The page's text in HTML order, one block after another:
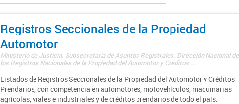
Registros Seccionales de la Propiedad
Automotor
Ministerio de Justicia. Subsecretaría de Asuntos Registrales. Dirección Nacional de
los Registros Nacionales de la Propiedad del Automotor y Créditos ...
Listados de Registros Seccionales de la Propiedad del Automotor y Créditos
Prendarios, con competencia en automotores, motovehículos, maquinarias
agrícolas, viales e industriales y de créditos prendarios de todo el país.